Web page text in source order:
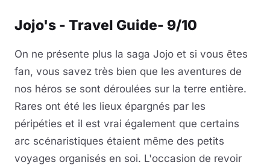
Musique
Sciences & Tech
Forum
Jojo's - Travel Guide- 9/10
On ne présente plus la saga Jojo et si vous êtes
fan, vous savez très bien que les aventures de
nos héros se sont déroulées sur la terre entière.
Rares ont été les lieux épargnés par les
péripéties et il est vrai également que certains
arc scénaristiques étaient même des petits
voyages organisés en soi. L'occasion de revoir